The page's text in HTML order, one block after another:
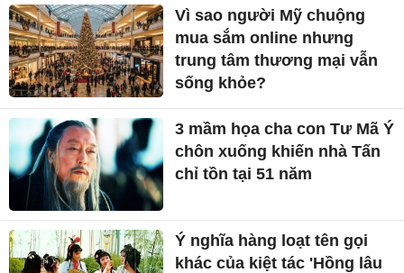
Vì sao người Mỹ chuộng
mua sắm online nhưng
trung tâm thương mại vẫn
sống khỏe?
3 mầm họa cha con Tư Mã Ý
chôn xuống khiến nhà Tấn
chỉ tồn tại 51 năm
Ý nghĩa hàng loạt tên gọi
khác của kiệt tác 'Hồng lâu